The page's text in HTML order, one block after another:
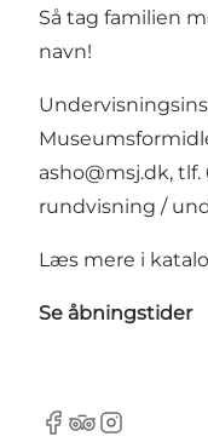
Så tag familien
navn!
asho@msj.dk, tlf.
rundvisning /
Læs mere i
Se åbningstider
Facebook
Tripadvisor
Instagram